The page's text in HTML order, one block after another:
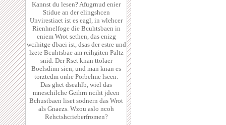
Kannst du lesen? Afugrnud enier
Stidue an der elingshcen
Unvirestiaet ist es eagl, in wlehcer
Rienhnelfoge die Bcuhtsbaen in
eniem Wrot sethen, das enizg
wcihitge dbaei ist, dsas der estre und
lzete Bcuhtsbae am rcihgiten Paltz
snid. Der Rset knan ttolaer
Boelsdinn sien, und man knan es
torztedm onhe Porbelme lseen.
Das ghet dseahlb, wiel das
mneschilche Geihrn nciht jdeen
Bchustbaen liset sodnern das Wrot
als Gnaezs. Wzou aslo ncoh
Rehctshcrieberfromen?